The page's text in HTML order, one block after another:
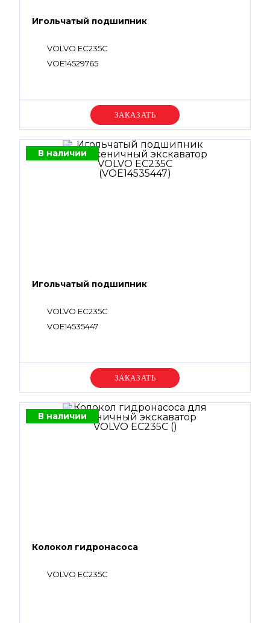
Игольчатый подшипник
VOLVO EC235C
VOE14529765
Уточняйте цену
В наличии
Игольчатый подшипник
VOLVO EC235C
VOE14535447
Уточняйте цену
В наличии
Колокол гидронасоса
VOLVO EC235C